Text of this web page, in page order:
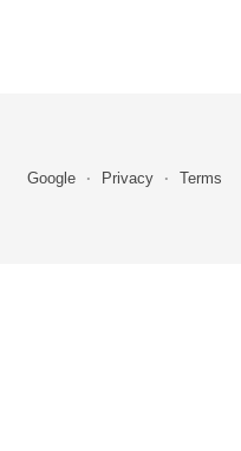
Google Privacy Terms